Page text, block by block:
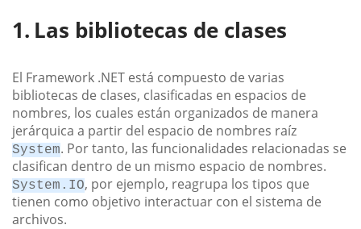
Las bibliotecas de clases
El Framework .NET está compuesto de varias
bibliotecas de clases, clasificadas en espacios de
nombres, los cuales están organizados de manera
jerárquica a partir del espacio de nombres raíz
System. Por tanto, las funcionalidades relacionadas se
clasifican dentro de un mismo espacio de nombres.
System.IO, por ejemplo, reagrupa los tipos que
tienen como objetivo interactuar con el sistema de
archivos.